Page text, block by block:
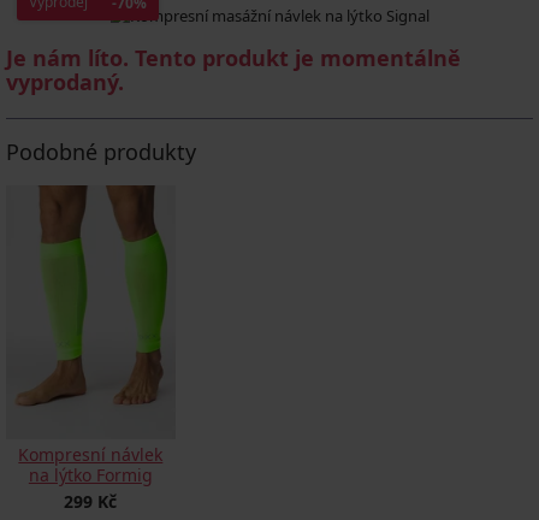
Je nám líto. Tento produkt je momentálně
vyprodaný.
Podobné produkty
Kompresní návlek
na lýtko Formig
299 Kč